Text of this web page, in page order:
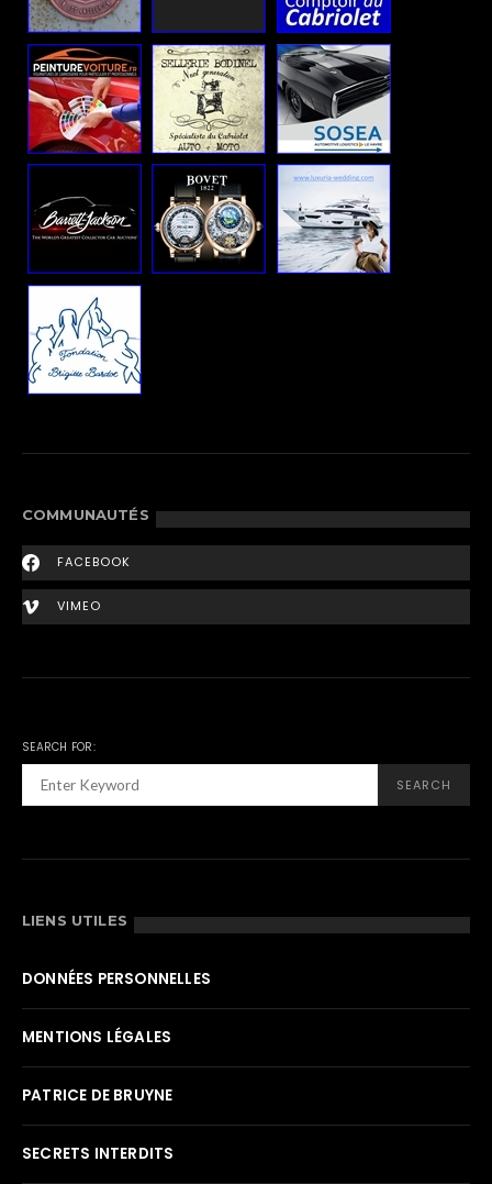
COMMUNAUTÉS
FACEBOOK
VIMEO
SEARCH FOR:
SEARCH
LIENS UTILES
DONNÉES PERSONNELLES
MENTIONS LÉGALES
PATRICE DE BRUYNE
SECRETS INTERDITS